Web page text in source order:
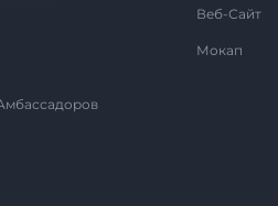
Веб-Сайт
Мокап